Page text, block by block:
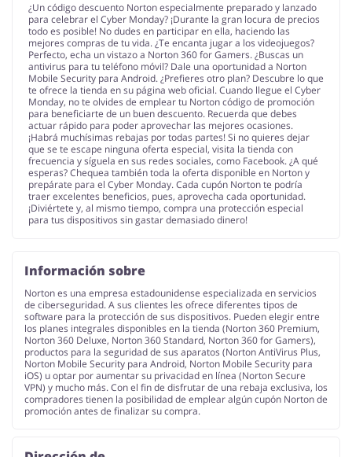
¿Un código descuento Norton especialmente preparado y lanzado
para celebrar el Cyber Monday? ¡Durante la gran locura de precios
todo es posible! No dudes en participar en ella, haciendo las
mejores compras de tu vida. ¿Te encanta jugar a los videojuegos?
Perfecto, echa un vistazo a Norton 360 for Gamers. ¿Buscas un
antivirus para tu teléfono móvil? Dale una oportunidad a Norton
Mobile Security para Android. ¿Prefieres otro plan? Descubre lo que
te ofrece la tienda en su página web oficial. Cuando llegue el Cyber
Monday, no te olvides de emplear tu Norton código de promoción
para beneficiarte de un buen descuento. Recuerda que debes
actuar rápido para poder aprovechar las mejores ocasiones.
¡Habrá muchísimas rebajas por todas partes! Si no quieres dejar
que se te escape ninguna oferta especial, visita la tienda con
frecuencia y síguela en sus redes sociales, como Facebook. ¿A qué
esperas? Chequea también toda la oferta disponible en Norton y
prepárate para el Cyber Monday. Cada cupón Norton te podría
traer excelentes beneficios, pues, aprovecha cada oportunidad.
¡Diviértete y, al mismo tiempo, compra una protección especial
para tus dispositivos sin gastar demasiado dinero!
Información sobre
Norton es una empresa estadounidense especializada en servicios
de ciberseguridad. A sus clientes les ofrece diferentes tipos de
software para la protección de sus dispositivos. Pueden elegir entre
los planes integrales disponibles en la tienda (Norton 360 Premium,
Norton 360 Deluxe, Norton 360 Standard, Norton 360 for Gamers),
productos para la seguridad de sus aparatos (Norton AntiVirus Plus,
Norton Mobile Security para Android, Norton Mobile Security para
iOS) u optar por aumentar su privacidad en línea (Norton Secure
VPN) y mucho más. Con el fin de disfrutar de una rebaja exclusiva, los
compradores tienen la posibilidad de emplear algún cupón Norton de
promoción antes de finalizar su compra.